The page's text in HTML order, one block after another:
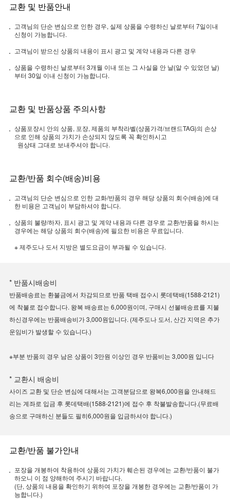
교환 및 반품안내
고객님의 단순 변심으로 인한 경우, 실제 상품을 수령하신 날로부터 7일이내
신청이 가능합니다.
고객님이 받으신 상품의 내용이 표시 광고 및 계약 내용과 다른 경우
상품을 수령하신 날로부터 3개월 이내 또는 그 사실을 안 날(알 수 있었던 날)
부터 30일 이내 신청이 가능합니다.
교환 및 반품상품 주의사항
상품포장시 안의 상품, 포장, 제품의 부착라벨(상품가격/브랜드TAG)의 손상
으로 인해 상품의 가치가 손상되지 않도록 꼭 확인하시고
원상태 그대로 보내주셔야 합니다.
교환/반품 회수(배송)비용
고객님의 단순 변심으로 인한 교화/반품의 경우 해당 상품의 회수(배송)에 대
한 비용은 고객님이 부담하셔야 합니다.
상품의 불량/하자, 표시 광고 및 계약 내용과 다른 경우로 교환/반품을 하시는
경우에는 해당 상품의 회수(배송)에 필요한 비용은 무료입니다.
※ 제주도나 도서 지방은 별도요금이 부과될 수 있습니다.
* 반품시배송비
반품배송료는 환불금에서 차감되므로 반품 택배 접수시 롯데택배(1588-2121)
에 착불로 접수합니다. 왕복 배송료는 6,000원이며, 구매시 선불배송료를 지불
하신경우에는 반품배송비가 3,000원입니다. (제주도나 도서, 산간 지역은 추가
운임비가 발생할 수 있습니다.)
※부분 반품의 경우 남은 상품이 3만원 이상인 경우 반품비는 3,000원 입니다
* 교환시 배송비
사이즈 교환 및 단순 변심에 대해서는 고객분담으로 왕복6,000원을 안내해드
리는 계좌로 입금 후 롯데택배(1588-2121)에 접수 후 착불발송합니다.(무료배
송으로 구매하신 분들도 필히6,000원을 입금하셔야 합니다.)
교환/반품 불가안내
포장을 개봉하여 착용하여 상품의 가치가 훼손된 경우에는 교환/반품이 불가
하오니 이 점 양해하여 주시기 바랍니다.
(단, 상품의 내용을 확인하기 위하여 포장을 개봉한 경우에는 교환/반품이 가
능합니다.)